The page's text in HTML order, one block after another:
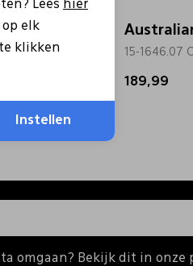
15-1646.07
189,99
omgaan? Bekijk dit in onze
Lees hier
elk
klikken
Instellen